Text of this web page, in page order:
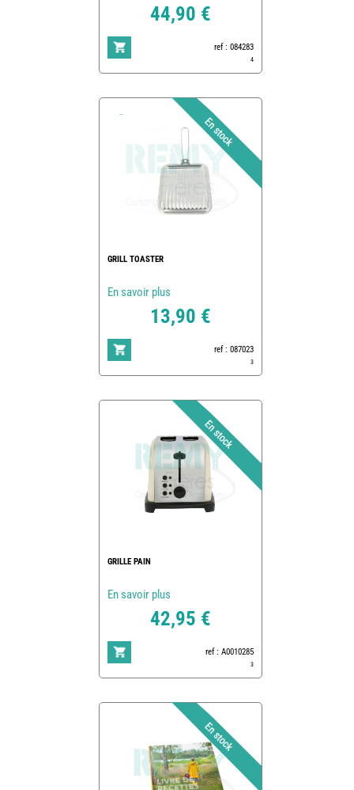
44,90 €
ref : 084283
4
GRILL TOASTER
En savoir plus
13,90 €
ref : 087023
3
GRILLE PAIN
En savoir plus
42,95 €
ref : A0010285
3